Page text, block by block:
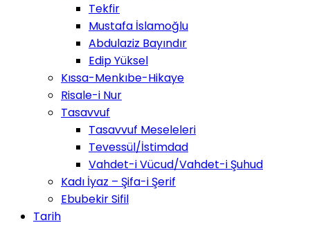
Tekfir
Mustafa İslamoğlu
Abdulaziz Bayındır
Edip Yüksel
Kıssa-Menkıbe-Hikaye
Risale-i Nur
Tasavvuf
Tasavvuf Meseleleri
Tevessül/İstimdad
Vahdet-i Vücud/Vahdet-i Şuhud
Kadı İyaz – Şifa-i Şerif
Ebubekir Sifil
Tarih